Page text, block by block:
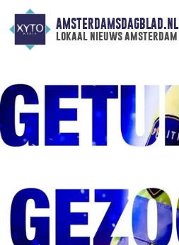
AMSTERDAMSDAGBLAD.NL
lokaal nieuws amsterdam